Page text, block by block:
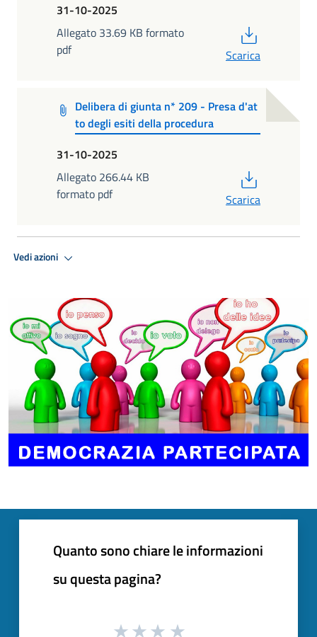
31-10-2025
Allegato 33.69 KB formato
pdf
Scarica
Delibera di giunta n* 209 - Presa d'at
to degli esiti della procedura
31-10-2025
Allegato 266.44 KB
formato pdf
Scarica
Vedi azioni
Quanto sono chiare le informazioni
su questa pagina?